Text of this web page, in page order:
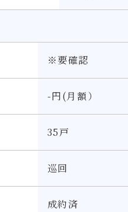
※要確認
-円(月額）
35戸
巡回
成約済